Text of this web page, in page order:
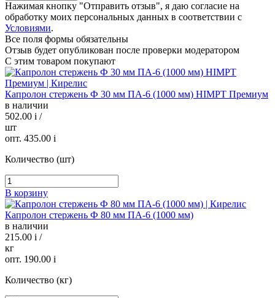
Нажимая кнопку "Отправить отзыв", я даю согласие на
обработку моих персональных данных в соответствии с
Условиями.
Все поля формы обязательны
Отзыв будет опубликован после проверки модератором
С этим товаром покупают
Капролон стержень Ф 30 мм ПА-6 (1000 мм) HIMPT Премиум
в наличии
502.00 i /
шт
опт. 435.00 i
Количество (шт)
В корзину
Капролон стержень Ф 80 мм ПА-6 (1000 мм)
в наличии
215.00 i /
кг
опт. 190.00 i
Количество (кг)